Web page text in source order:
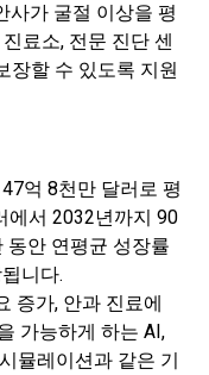
사가 굴절 이상을 평
료소, 전문 진단 센
장할 수 있도록 지원
억 8천만 달러로 평
에서 2032년까지 90
동안 연평균 성장률
니다.
증가, 안과 진료에
가능하게 하는 AI,
뮬레이션과 같은 기